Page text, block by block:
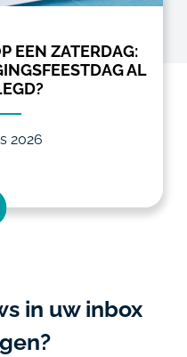
EEN ZATERDAG:
AL
2026
in uw inbox